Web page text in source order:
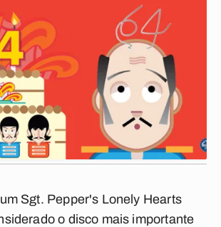
Sgt. Pepper's Lonely Hearts
o disco mais importante